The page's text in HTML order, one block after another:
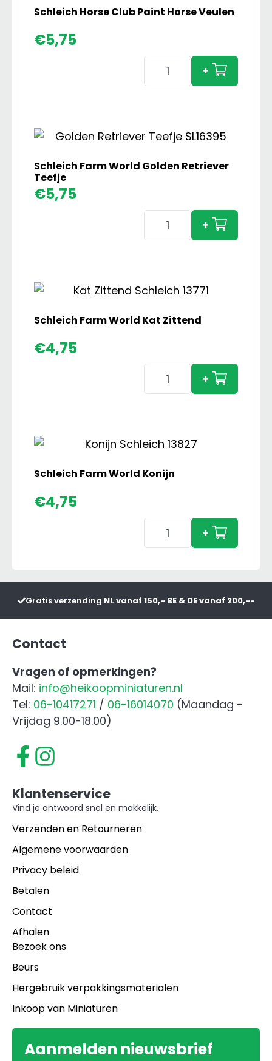
Schleich Horse Club Paint Horse Veulen
€5,75
Schleich
Horse
Horse
Veulen
aantal
+
Schleich Farm World Golden Retriever
Teefje
€5,75
Schleich
Farm
Retriever
Teefje
aantal
+
Schleich Farm World Kat Zittend
€4,75
Schleich
Farm
Zittend
+
Schleich Farm World Konijn
€4,75
Schleich
Farm
+
Gratis verzending NL vanaf 150,- BE & DE vanaf 200,--
Contact
Vragen of opmerkingen?
Mail: info@heikoopminiaturen.nl
Tel: 06-10417271 / 06-16014070 (Maandag -
Vrijdag 9.00-18.00)
Klantenservice
Vind je antwoord snel en makkelijk.
Verzenden en Retourneren
Algemene voorwaarden
Privacy beleid
Betalen
Contact
Afhalen
Bezoek ons
Beurs
Hergebruik verpakkingsmaterialen
Inkoop van Miniaturen
Aanmelden nieuwsbrief